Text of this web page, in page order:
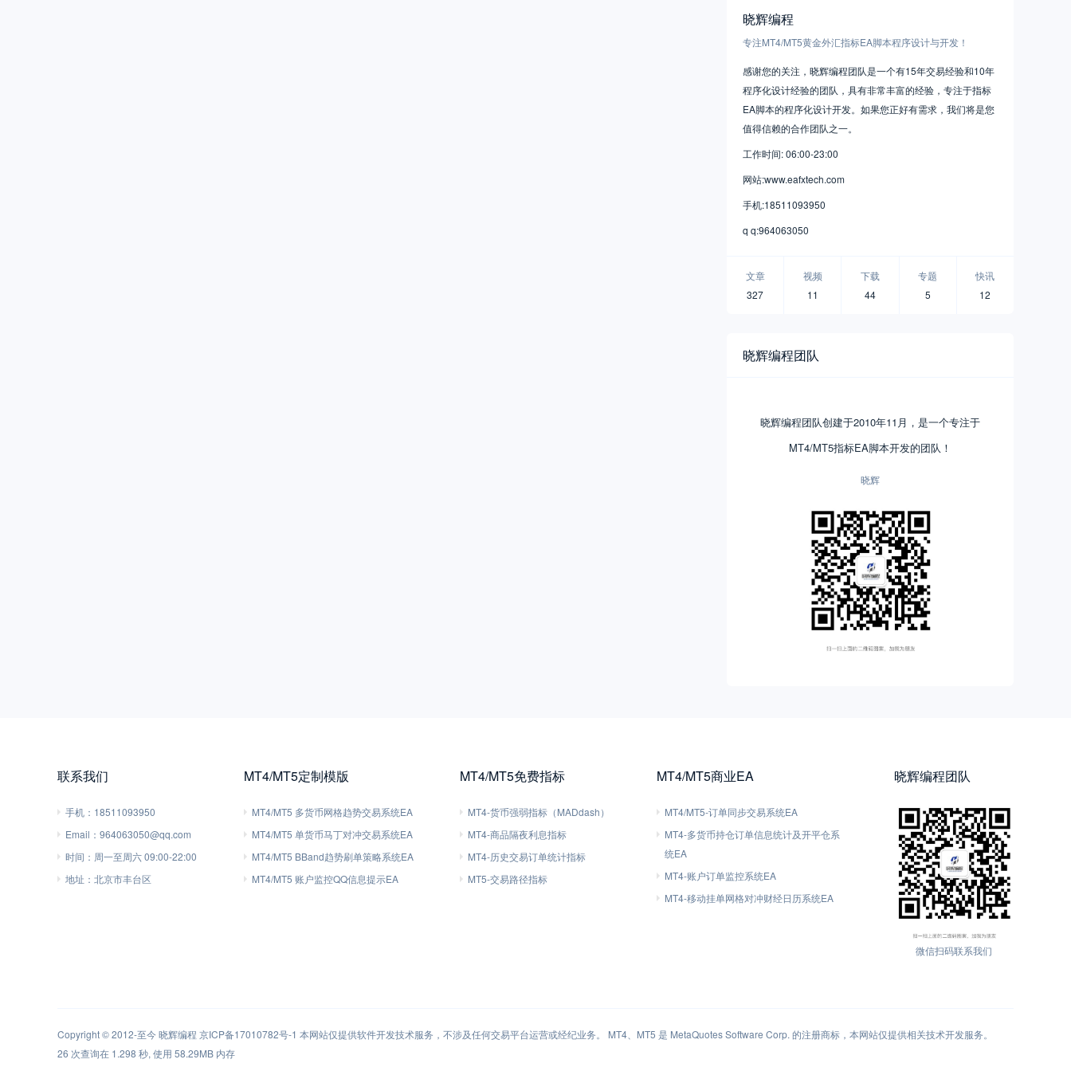
晓辉编程
专注MT4/MT5黄金外汇指标EA脚本程序设计与开发！
感谢您的关注，晓辉编程团队是一个有15年交易经验和10年
程序化设计经验的团队，具有非常丰富的经验，专注于指标
EA脚本的程序化设计开发。如果您正好有需求，我们将是您
值得信赖的合作团队之一。
工作时间: 06:00-23:00
网站:www.eafxtech.com
手机:18511093950
q q:964063050
文章
327
视频
11
下载
44
专题
5
快讯
12
晓辉编程团队
晓辉编程团队创建于2010年11月，是一个专注于
MT4/MT5指标EA脚本开发的团队！
晓辉
联系我们
手机： 18511093950
Email： 964063050@qq.com
时间： 周一至周六 09:00-22:00
地址： 北京市丰台区
MT4/MT5定制模版
MT4/MT5 多货币网格趋势交易系统EA
MT4/MT5 单货币马丁对冲交易系统EA
MT4/MT5 BBand趋势刷单策略系统EA
MT4/MT5 账户监控QQ信息提示EA
MT4/MT5免费指标
MT4-货币强弱指标（MADdash）
MT4-商品隔夜利息指标
MT4-历史交易订单统计指标
MT5-交易路径指标
MT4/MT5商业EA
MT4/MT5-订单同步交易系统EA
MT4-多货币持仓订单信息统计及开平仓系
统EA
MT4-账户订单监控系统EA
MT4-移动挂单网格对冲财经日历系统EA
晓辉编程团队
微信扫码联系我们
Copyright © 2012-至今晓辉编程 京ICP备17010782号-1 本网站仅提供软件开发技术服务，不涉及任何交易平台运营或经纪业务。 MT4、MT5 是 MetaQuotes Software Corp. 的注册商标，本网站仅提供相关技术开发服务。
26 次查询在 1.298 秒, 使用 58.29MB 内存